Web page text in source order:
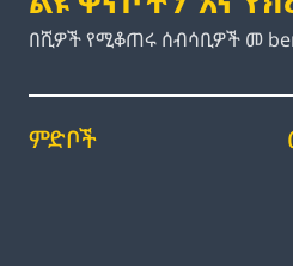
በሺዎች የሚቆጠሩ ሰብሳቢዎች መ
ምድቦች